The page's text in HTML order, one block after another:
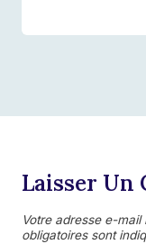
Laisser Un
Votre adresse e-
obligatoires sont